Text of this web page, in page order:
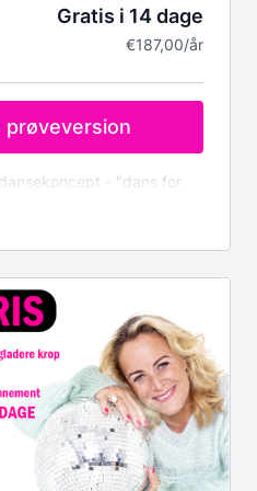
medlemsliste og få
Parkinson-
med nemme måned-til-
afmelde når som helst!
Gratis i 14 dage
€187,00/år
- "dans for
du har tid, med en af
forskellige tempoer, stilarter
lærer alle de